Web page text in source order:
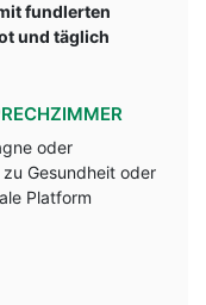
fundlerten
und täglich
oder
Gesundheit oder
Platform